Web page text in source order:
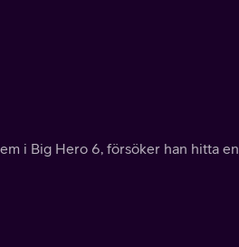
i Big Hero 6, försöker han hitta en